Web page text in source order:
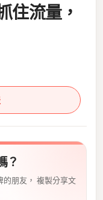
住流量，
？
的朋友， 複製分享文